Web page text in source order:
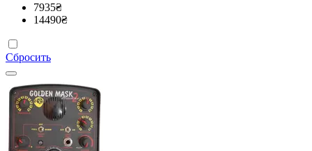
7935₴
14490₴
Сбросить